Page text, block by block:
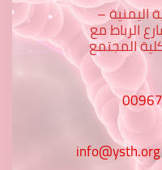
اليمنية –
الرباط مع
كلية المجتمع
info@ysth.org